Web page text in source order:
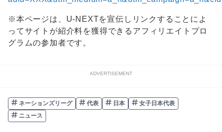
※本ページは、U-NEXTを宣伝しリンクすることによ
ってサイトが紹介料を獲得できるアフィリエイトプロ
グラムの参加者です。
ADVERTISEMENT
ネーションズリーグ 代表 日本
女子日本代表
ニュース